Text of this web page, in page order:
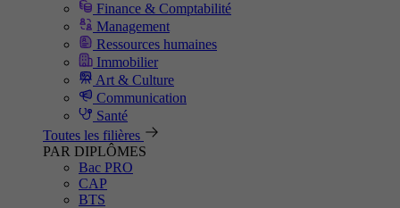
Finance & Comptabilité
Management
Ressources humaines
Immobilier
Art & Culture
Communication
Santé
Toutes les filières
PAR DIPLÔMES
Bac PRO
CAP
BTS